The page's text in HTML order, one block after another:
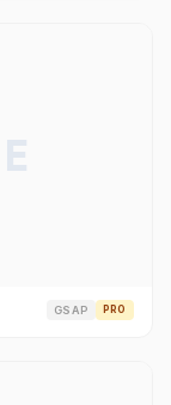
GSAP PRO